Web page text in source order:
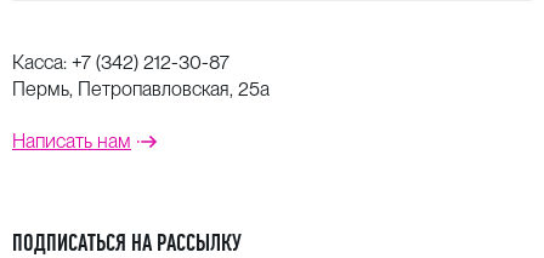
Касса: +7 (342) 212-30-87
Пермь, Петропавловская, 25а
Написать нам
ПОДПИСАТЬСЯ НА РАССЫЛКУ